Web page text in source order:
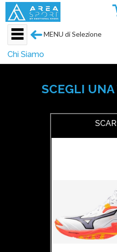
MENU di Selezione
Chi Siamo
SCEGLI